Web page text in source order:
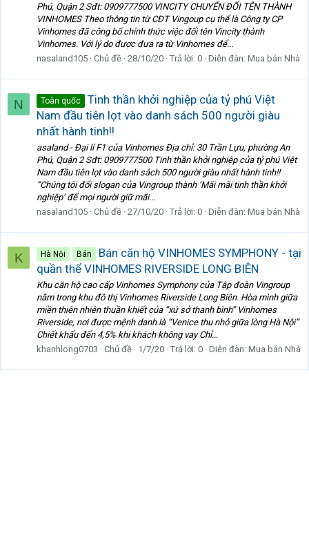
Phú, Quận 2 Sđt: 0909777500 VINCITY CHUYỂN ĐỔI TÊN THÀNH
VINHOMES Theo thông tin từ CĐT Vingoup cụ thể là Công ty CP
Vinhomes đã công bố chính thức việc đổi tên Vincity thành
Vinhomes. Với lý do được đưa ra từ Vinhomes để...
nasaland105 Chủ đề 28/10/20 Trả lời: 0 Diễn đàn: Mua bán Nhà
N Toàn quốc
Tinh thần khởi nghiệp của tỷ phú Việt
Nam đầu tiên lọt vào danh sách 500 người giàu
nhất hành tinh!!
asaland - Đại lí F1 của Vinhomes Địa chỉ: 30 Trần Lựu, phường An
Phú, Quận 2 Sđt: 0909777500 Tinh thần khởi nghiệp của tỷ phú Việt
Nam đầu tiên lọt vào danh sách 500 người giàu nhất hành tinh!!
“Chúng tôi đổi slogan của Vingroup thành ‘Mãi mãi tinh thần khởi
nghiệp’ để mọi người giữ mãi...
nasaland105 Chủ đề 27/10/20 Trả lời: 0 Diễn đàn: Mua bán Nhà
K Hà Nội Bán
Bán căn hộ VINHOMES SYMPHONY - tại
quần thể VINHOMES RIVERSIDE LONG BIÊN
Khu căn hộ cao cấp Vinhomes Symphony của Tập đoàn Vingroup
nằm trong khu đô thị Vinhomes Riverside Long Biên. Hòa mình giữa
miền thiên nhiên thuần khiết của “xứ sở thanh bình” Vinhomes
Riverside, nơi được mệnh danh là “Venice thu nhỏ giữa lòng Hà Nội”
Chiết khấu đến 4,5% khi khách không vay Chỉ...
khanhlong0703
Chủ đề 1/7/20 Trả lời: 0 Diễn đàn: Mua bán Nhà